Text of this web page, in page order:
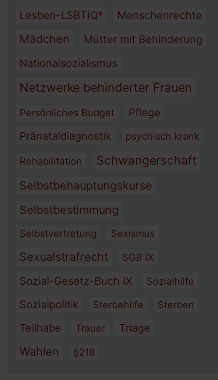
Lesben-LSBTIQ* Menschenrechte
Mädchen
Mütter mit Behinderung
Nationalsozialismus
Netzwerke behinderter Frauen
Persönliches Budget
Pflege
Pränataldiagnostik
psychisch krank
Rehabilitation Schwangerschaft
Selbstbehauptungskurse
Selbstbestimmung
Selbstvertretung Sexismus
Sexualstrafrecht SGB IX
Sozial-Gesetz-Buch IX Sozialhilfe
Sozialpolitik Sterbehilfe Sterben
Teilhabe Trauer Triage
Wahlen §218